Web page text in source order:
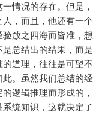
情况的存在。但是，
，而且，他还有一个
放之四海而皆准，想
总结出的结果，而是
道理，往往是可望不
。虽然我们总结的经
逻辑推理而形成的，
统知识，这就决定了